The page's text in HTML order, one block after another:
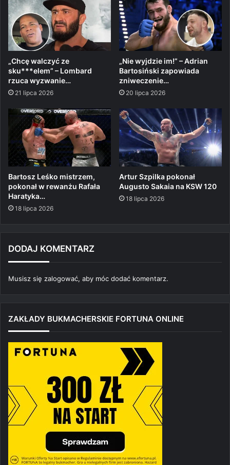
„Chcę walczyć ze
sku***elem” – Lombard
rzuca wyzwanie…
21 lipca 2026
„Nie wyjdzie im!” – Adrian
Bartosiński zapowiada
zniweczenie…
20 lipca 2026
Bartosz Leśko mistrzem,
pokonał w rewanżu Rafała
Haratyka…
18 lipca 2026
Artur Szpilka pokonał
Augusto Sakaia na KSW 120
18 lipca 2026
DODAJ KOMENTARZ
Musisz się zalogować, aby móc dodać komentarz.
ZAKŁADY BUKMACHERSKIE FORTUNA ONLINE